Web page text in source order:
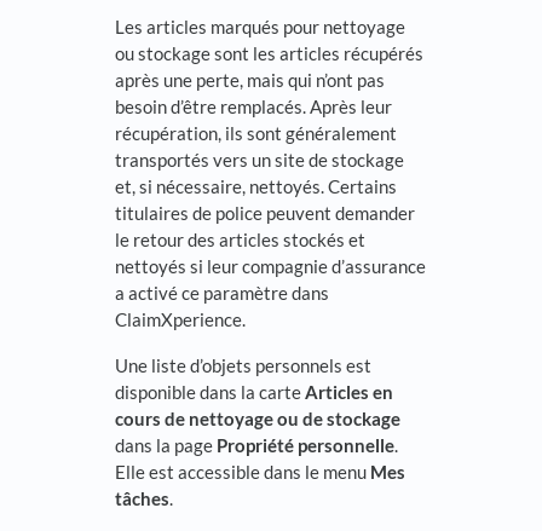
Les articles marqués pour nettoyage
ou stockage sont les articles récupérés
après une perte, mais qui n’ont pas
besoin d’être remplacés. Après leur
récupération, ils sont généralement
transportés vers un site de stockage
et, si nécessaire, nettoyés. Certains
titulaires de police peuvent demander
le retour des articles stockés et
nettoyés si leur compagnie d’assurance
a activé ce paramètre dans
ClaimXperience.
Une liste d’objets personnels est
disponible dans la carteArticles en
cours de nettoyage ou de stockage
dans la page Propriété personnelle.
Elle est accessible dans le menu Mes
tâches.